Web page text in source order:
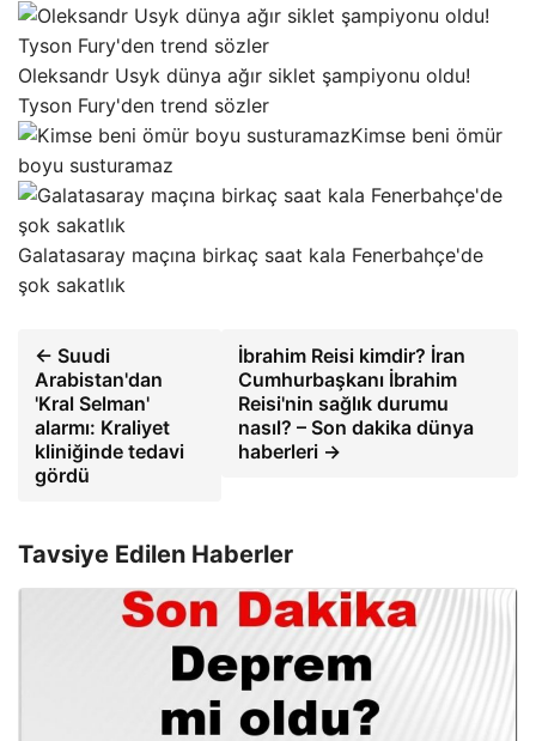
Oleksandr Usyk dünya ağır siklet şampiyonu oldu!
Tyson Fury'den trend sözler
Kimse beni ömür
boyu susturamaz
Galatasaray maçına birkaç saat kala Fenerbahçe'de
şok sakatlık
← Suudi
Arabistan'dan
'Kral Selman'
alarmı: Kraliyet
kliniğinde tedavi
gördü
İbrahim Reisi kimdir? İran
Cumhurbaşkanı İbrahim
Reisi'nin sağlık durumu
nasıl? – Son dakika dünya
haberleri →
Tavsiye Edilen Haberler